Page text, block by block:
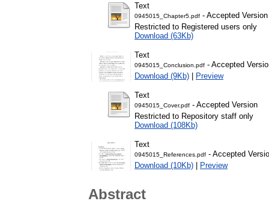
Text
0945015_Chapter5.pdf - Accepted Version
Restricted to Registered users only
Download (63Kb)
Text
0945015_Conclusion.pdf - Accepted
Download (9Kb) | Preview
Text
0945015_Cover.pdf - Accepted Version
Restricted to Repository staff only
Download (108Kb)
Text
0945015_References.pdf - Accepted
Download (10Kb) | Preview
Abstract